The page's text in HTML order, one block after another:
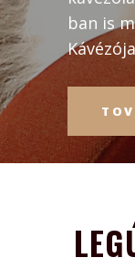
ban is